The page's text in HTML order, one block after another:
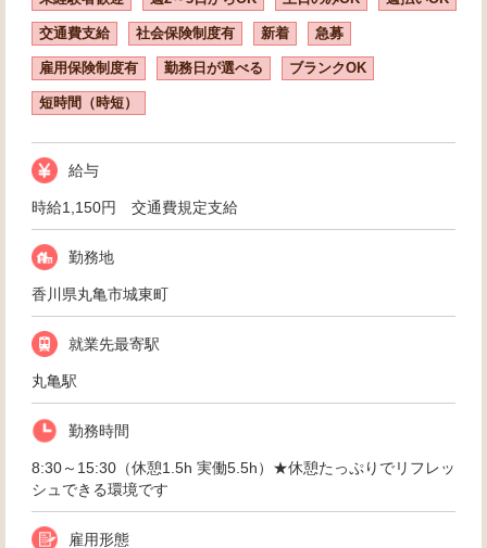
交通費支給 社会保険制度有 新着 急募
雇用保険制度有 勤務日が選べる ブランクOK
短時間（時短）
給与
時給1,150円 交通費規定支給
勤務地
香川県丸亀市城東町
就業先最寄駅
丸亀駅
勤務時間
8:30～15:30（休憩1.5h 実働5.5h）★休憩たっぷりでリフレッ
シュできる環境です
雇用形態